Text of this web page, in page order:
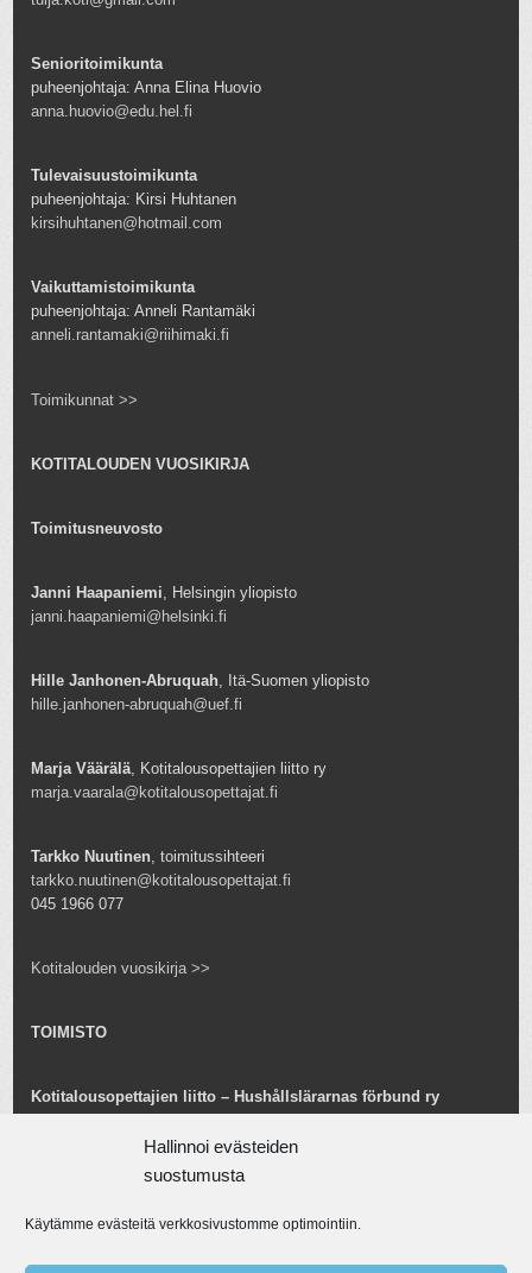
Hallinnoi evästeiden
suostumusta
Käytämme evästeitä verkkosivustomme optimointiin.
Senioritoimikunta
puheenjohtaja: Anna Elina Huovio
anna.huovio@edu.hel.fi
Tulevaisuustoimikunta
puheenjohtaja: Kirsi Huhtanen
kirsihuhtanen@hotmail.com
Vaikuttamistoimikunta
puheenjohtaja: Anneli Rantamäki
anneli.rantamaki@riihimaki.fi
Toimikunnat >>
KOTITALOUDEN VUOSIKIRJA
Toimitusneuvosto
Janni Haapaniemi , Helsingin yliopisto
janni.haapaniemi@helsinki.fi
Hille Janhonen-Abruquah , Itä-Suomen yliopisto
hille.janhonen-abruquah@uef.fi
Marja Väärälä, Kotitalousopettajien liitto ry
marja.vaarala@kotitalousopettajat.fi
Tarkko Nuutinen, toimitussihteeri
tarkko.nuutinen@kotitalousopettajat.fi
045 1966 077
Kotitalouden vuosikirja >>
TOIMISTO
Kotitalousopettajien liitto – Hushållslärarnas förbund ry
toimisto@kotitalousopettajat.fi
Tarkko Nuutinen